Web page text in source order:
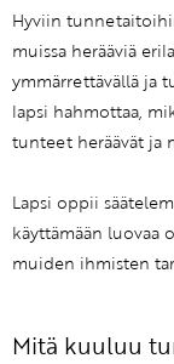
Hyviin
muissa herääviä
ymmärrettävällä ja
lapsi hahmottaa,
tunteet heräävät ja
Lapsi oppii
käyttämään luovaa
muiden ihmisten
Mitä kuuluu